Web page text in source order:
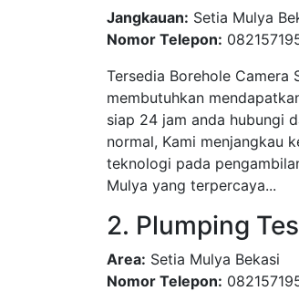
Jangkauan: Setia Mulya
Nomor Telepon:
Tersedia Borehole Camera
membutuhkan
siap 24 jam anda hubungi
normal, Kami menjangkau
teknologi pada
Mulya yang terpercaya...
2. Plumping
Area: Setia Mulya Bekasi
Nomor Telepon: